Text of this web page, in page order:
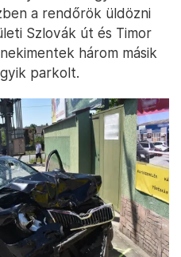
a rendőrök üldözni
Szlovák út és Timor
három másik
parkolt.